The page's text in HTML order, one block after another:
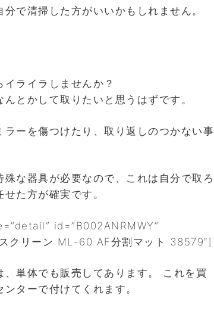
で清掃した方がいいかもしれません。
ライラしませんか？
とかして取りたいと思うはずです。
ーを傷つけたり、取り返しのつかない事
な器具が必要なので、これは自分で取ろ
た方が確実です。
id=”B002ANRMWY”
クリーン ML-60 AF分割マット 38579″]
単体でも販売してあります。 これを買
ターで付けてくれます。